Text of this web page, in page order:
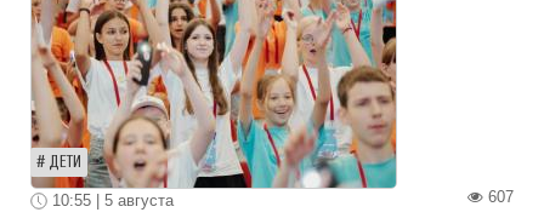
ДЕТИ
607
10:55 | 5 августа